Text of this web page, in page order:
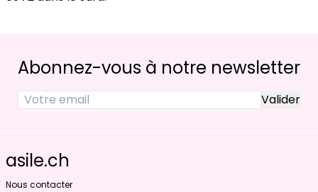
Abonnez-vous à notre newsletter
asile.ch
Nous contacter